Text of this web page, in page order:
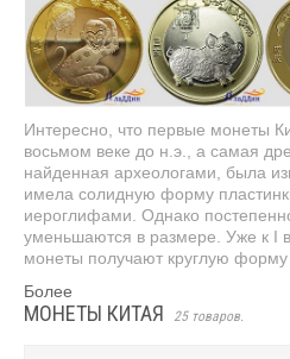
Интересно, что первые монеты
восьмом веке до н.э., а самая
найденная археологами, была
имела солидную форму
иероглифами. Однако
уменьшаются в размере. Уже к I
монеты получают круглую форму
Более
МОНЕТЫ КИТАЯ 25 товаров.